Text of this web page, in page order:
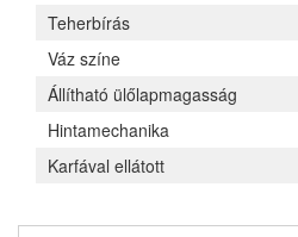
Teherbírás
Váz színe
Állítható ülőlapmagasság
Hintamechanika
Karfával ellátott